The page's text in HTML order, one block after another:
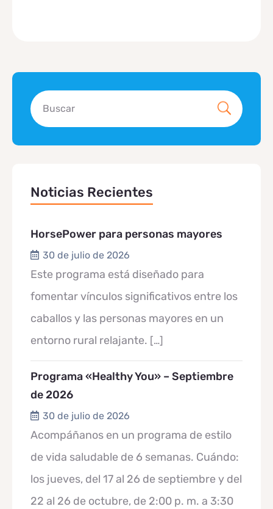
Noticias Recientes
HorsePower para personas mayores
30 de julio de 2026
Este programa está diseñado para
fomentar vínculos significativos entre los
caballos y las personas mayores en un
entorno rural relajante. […]
Programa «Healthy You» – Septiembre
de 2026
30 de julio de 2026
Acompáñanos en un programa de estilo
de vida saludable de 6 semanas. Cuándo:
los jueves, del 17 al 26 de septiembre y del
22 al 26 de octubre, de 2:00 p. m. a 3:30